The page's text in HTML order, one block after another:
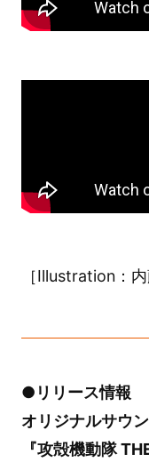
［Illustration：内
●リリース情報
オリジナルサウ
『攻殻機動隊